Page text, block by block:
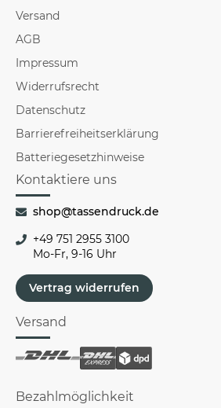
Versand
AGB
Impressum
Widerrufsrecht
Datenschutz
Barrierefreiheitserklärung
Batteriegesetzhinweise
Kontaktiere uns
shop@tassendruck.de
+49 751 2955 3100
Mo-Fr, 9-16 Uhr
Vertrag widerrufen
Versand
Bezahlmöglichkeit